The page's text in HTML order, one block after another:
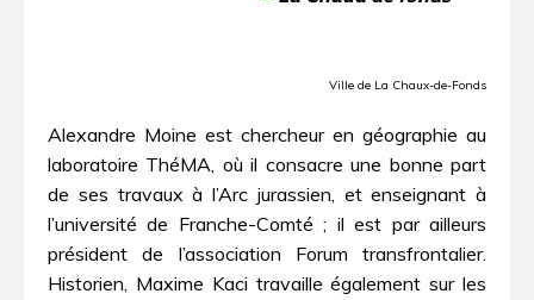
Ville de La Chaux-de-Fonds
Alexandre Moine est chercheur en géographie au
laboratoire ThéMA, où il consacre une bonne part
de ses travaux à l’Arc jurassien, et enseignant à
l’université de Franche-Comté ; il est par ailleurs
président de l’association Forum transfrontalier.
Historien, Maxime Kaci travaille également sur les